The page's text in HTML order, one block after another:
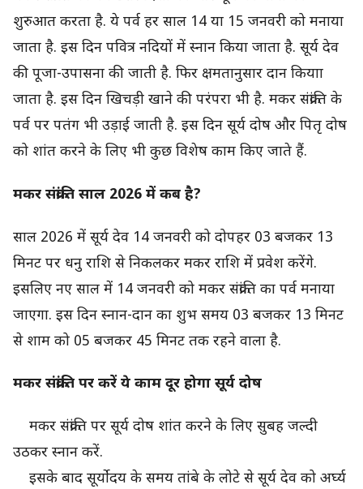
शुरुआत करता है. ये पर्व हर साल 14 या 15 जनवरी को मनाया
जाता है. इस दिन पवित्र नदियों में स्नान किया जाता है. सूर्य देव
की पूजा-उपासना की जाती है. फिर क्षमतानुसार दान कियाा
जाता है. इस दिन खिचड़ी खाने की परंपरा भी है. मकर संक्रांति के
पर्व पर पतंग भी उड़ाई जाती है. इस दिन सूर्य दोष और पितृ दोष
को शांत करने के लिए भी कुछ विशेष काम किए जाते हैं.
मकर संक्रांति साल 2026 में कब है?
साल 2026 में सूर्य देव 14 जनवरी को दोपहर 03 बजकर 13
मिनट पर धनु राशि से निकलकर मकर राशि में प्रवेश करेंगे.
इसलिए नए साल में 14 जनवरी को मकर संक्रांति का पर्व मनाया
जाएगा. इस दिन स्नान-दान का शुभ समय 03 बजकर 13 मिनट
से शाम को 05 बजकर 45 मिनट तक रहने वाला है.
मकर संक्रांति पर करें ये काम दूर होगा सूर्य दोष
मकर संक्रांति पर सूर्य दोष शांत करने के लिए सुबह जल्दी
उठकर स्नान करें.
इसके बाद सूर्योदय के समय तांबे के लोटे से सूर्य देव को अर्घ्य